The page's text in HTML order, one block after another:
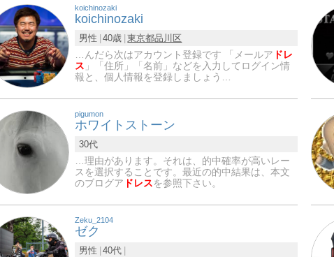
koichinozaki
koichinozaki
男性 40歳 東京都品川区
…んだら次はアカウント登録です 「メールア ドレ
ス 」「住所」「名前」などを入力してログイン情
報と、個人情報を登録しましょう…
pigumon
ホワイトストーン
30代
…理由があります。それは、的中確率が高いレー
スを選択することです。最近の的中結果は、本文
のブログア ドレス を参照下さい。
Zeku_2104
ゼク
男性
40代